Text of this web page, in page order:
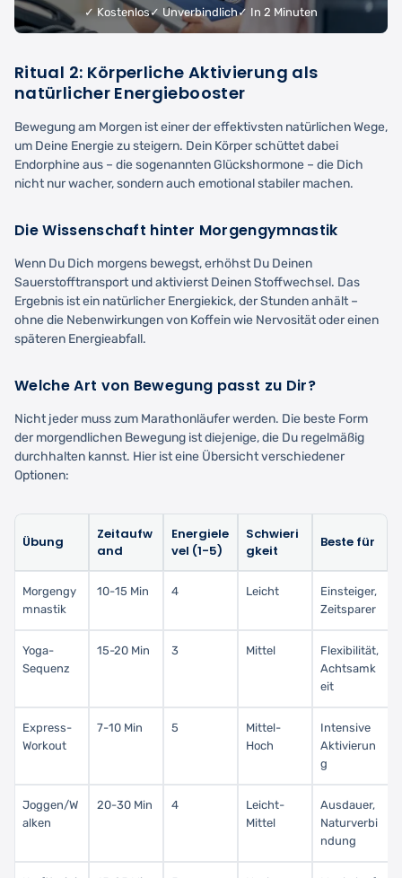
✓ Kostenlos✓ Unverbindlich✓ In 2 Minuten
Ritual 2: Körperliche Aktivierung als
natürlicher Energiebooster
Bewegung am Morgen ist einer der effektivsten natürlichen Wege,
um Deine Energie zu steigern. Dein Körper schüttet dabei
Endorphine aus – die sogenannten Glückshormone – die Dich
nicht nur wacher, sondern auch emotional stabiler machen.
Die Wissenschaft hinter Morgengymnastik
Wenn Du Dich morgens bewegst, erhöhst Du Deinen
Sauerstofftransport und aktivierst Deinen Stoffwechsel. Das
Ergebnis ist ein natürlicher Energiekick, der Stunden anhält –
ohne die Nebenwirkungen von Koffein wie Nervosität oder einen
späteren Energieabfall.
Welche Art von Bewegung passt zu Dir?
Nicht jeder muss zum Marathonläufer werden. Die beste Form
der morgendlichen Bewegung ist diejenige, die Du regelmäßig
durchhalten kannst. Hier ist eine Übersicht verschiedener
Optionen:
Übung
Zeitaufw
and
Energiele
vel (1-5)
Schwieri
gkeit
Beste für
Morgengy
mnastik
10-15 Min 4 Leicht
Einsteiger,
Zeitsparer
Yoga-
Sequenz
15-20 Min 3 Mittel
Flexibilität,
Achtsamk
eit
Express-
Workout
7-10 Min 5
Mittel-
Hoch
Intensive
Aktivierun
g
Joggen/W
alken
20-30 Min 4
Leicht-
Mittel
Ausdauer,
Naturverbi
ndung